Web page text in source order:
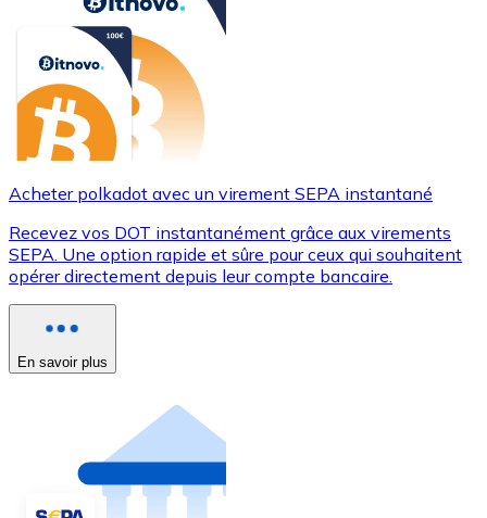
Acheter polkadot avec un virement SEPA instantané
Recevez vos DOT instantanément grâce aux virements
SEPA. Une option rapide et sûre pour ceux qui souhaitent
opérer directement depuis leur compte bancaire.
En savoir plus